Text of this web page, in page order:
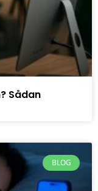
Sådan
BLOG